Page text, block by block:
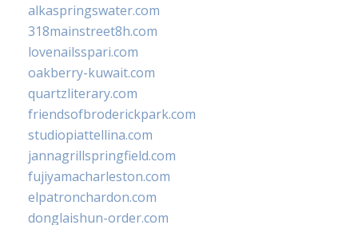
alkaspringswater.com
318mainstreet8h.com
lovenailsspari.com
oakberry-kuwait.com
quartzliterary.com
friendsofbroderickpark.com
studiopiattellina.com
jannagrillspringfield.com
fujiyamacharleston.com
elpatronchardon.com
donglaishun-order.com